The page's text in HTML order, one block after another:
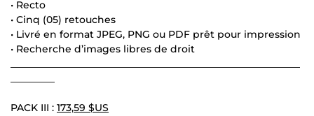
• Recto
• Cinq (05) retouches
• Livré en format JPEG, PNG ou PDF prêt pour impression
• Recherche d’images libres de droit
PACK III : 173,59 $US